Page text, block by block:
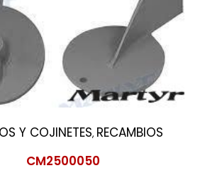
Y COJINETES, RECAMBIOS
CM2500050